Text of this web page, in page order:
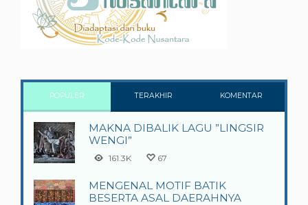
POPULER TERAKHIR KOMENTAR
MAKNA DIBALIK LAGU ”LINGSIR
WENGI”
161.3K 67
MENGENAL MOTIF BATIK
BESERTA ASAL DAERAHNYA